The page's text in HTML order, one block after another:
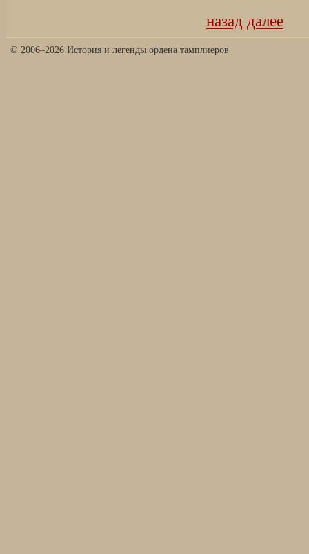
назад далее
© 2006–2026 История и легенды ордена тамплиеров